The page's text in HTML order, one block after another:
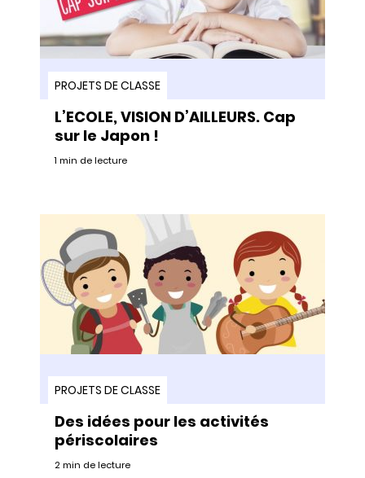
PROJETS DE CLASSE
L’ECOLE, VISION D’AILLEURS. Cap
sur le Japon !
1 min de lecture
PROJETS DE CLASSE
Des idées pour les activités
périscolaires
2 min de lecture